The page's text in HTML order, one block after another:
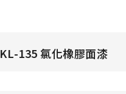
KL-135 氯化橡膠面漆